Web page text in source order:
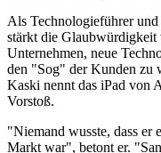
Als Technologieführer
stärkt die Glaubwürdigkeit
Unternehmen, neue
den "Sog" der Kunden zu
Kaski nennt das iPad von
Vorstoß.
"Niemand wusste, dass er
Markt war", betont er.